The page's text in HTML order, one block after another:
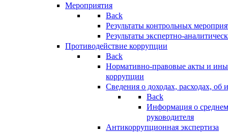
Мероприятия
Back
Результаты контрольных
Результаты экспертно-
Противодействие коррупции
Back
Нормативно-правовые акты и
коррупции
Сведения о доходах, расходах, об
Back
Информация о
руководителя
Антикоррупционная экспертиза